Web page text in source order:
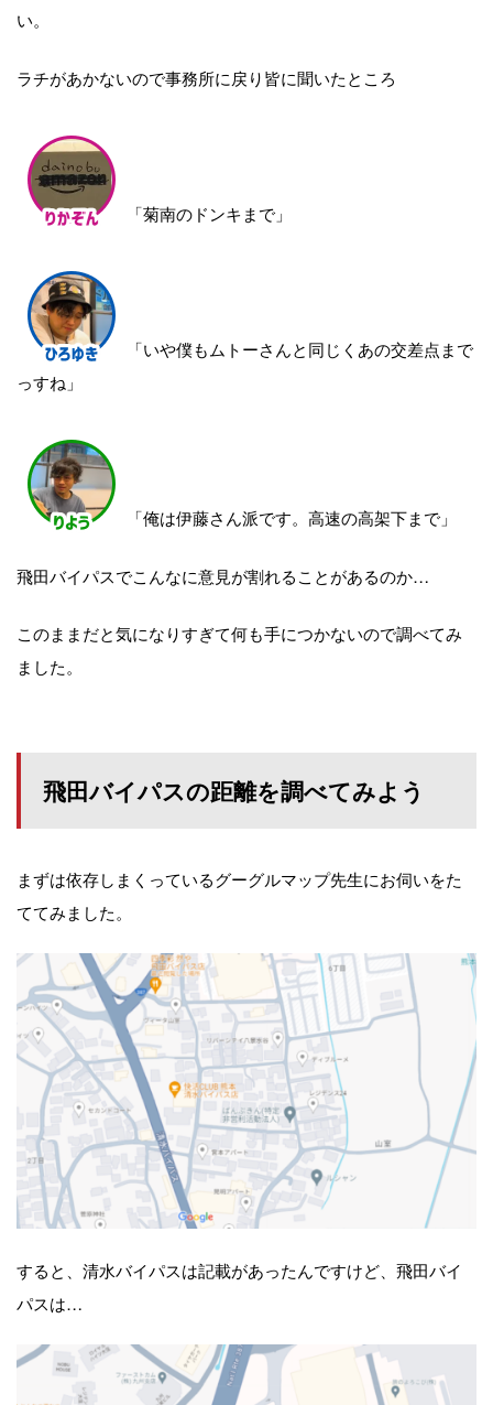
い。
ラチがあかないので事務所に戻り皆に聞いたところ
「菊南のドンキまで」
「いや僕もムトーさんと同じくあの交差点まで
っすね」
「俺は伊藤さん派です。高速の高架下まで」
飛田バイパスでこんなに意見が割れることがあるのか…
このままだと気になりすぎて何も手につかないので調べてみ
ました。
飛田バイパスの距離を調べてみよう
まずは依存しまくっているグーグルマップ先生にお伺いをた
ててみました。
すると、清水バイパスは記載があったんですけど、飛田バイ
パスは…